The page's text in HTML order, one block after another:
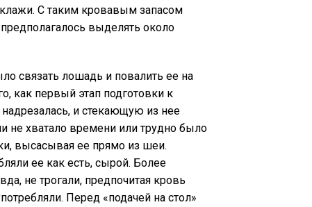
С таким кровавым запасом
выделять около
связать лошадь и повалить ее на
как первый этап подготовки к
и стекающую из нее
не хватало времени или трудно было
высасывая ее прямо из шеи.
ее как есть, сырой. Более
не трогали, предпочитая кровь
Перед «подачей на стол»